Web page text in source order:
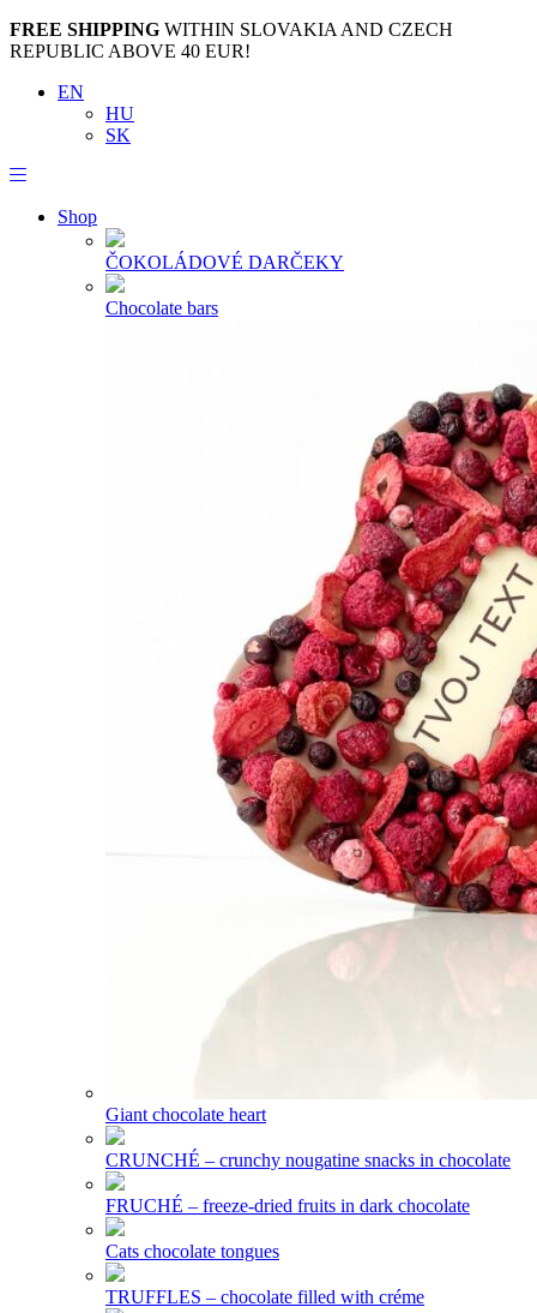
FREE SHIPPING WITHIN SLOVAKIA AND CZECH
REPUBLIC ABOVE 40 EUR!
EN
HU
SK
Shop
ČOKOLÁDOVÉ DARČEKY
Chocolate bars
Giant chocolate heart
CRUNCHÉ – crunchy nougatine snacks in chocolate
FRUCHÉ – freeze-dried fruits in dark chocolate
Cats chocolate tongues
TRUFFLES – chocolate filled with créme